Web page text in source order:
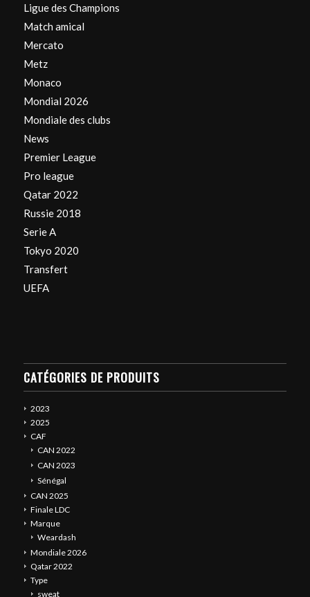
Ligue des Champions
Match amical
Mercato
Metz
Monaco
Mondial 2026
Mondiale des clubs
News
Premier League
Pro league
Qatar 2022
Russie 2018
Serie A
Tokyo 2020
Transfert
UEFA
CATÉGORIES DE PRODUITS
2023
2025
CAF
CAN 2022
CAN 2023
Sénégal
CAN 2025
Finale LDC
Marque
Weardash
Mondiale 2026
Qatar 2022
Type
sweat